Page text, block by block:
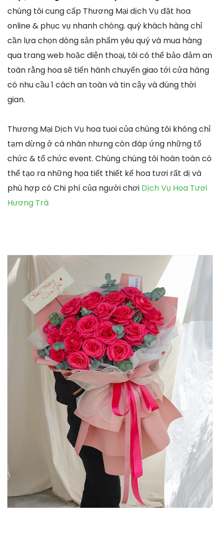
chúng tôi cung cấp Thương Mại dịch Vụ đặt hoa
online & phục vụ nhanh chóng. quý khách hàng chỉ
cần lựa chọn dòng sản phẩm yêu quý và mua hàng
qua trang web hoặc điện thoại, tôi có thể bảo đảm an
toàn rằng hoa sẽ tiến hành chuyển giao tới cửa hàng
có nhu cầu 1 cách an toàn và tin cậy và đúng thời
gian.
Thương Mại Dịch Vụ hoa tuoi của chúng tôi không chỉ
tạm dừng ở cá nhân nhưng còn đáp ứng những tổ
chức & tổ chức event. Chúng chúng tôi hoàn toàn có
thể tạo ra những họa tiết thiết kế hoa tươi rất dị và
phù hợp có Chi phí của người chơi Dịch Vụ Hoa Tươi
Hương Trà